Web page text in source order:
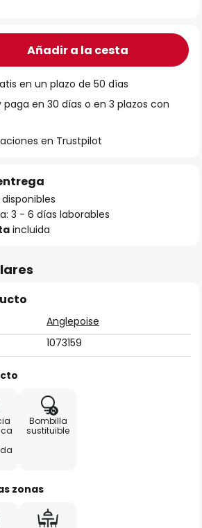
Añadir a la cesta
en un plazo de 50 días
en 30 días o en 3 plazos con
en Trustpilot
3 - 6 días laborables
incluida
Anglepoise
1073159
Bombilla
sustituible
zonas